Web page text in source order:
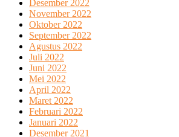
Desember 2022
November 2022
Oktober 2022
September 2022
Agustus 2022
Juli 2022
Juni 2022
Mei 2022
April 2022
Maret 2022
Februari 2022
Januari 2022
Desember 2021